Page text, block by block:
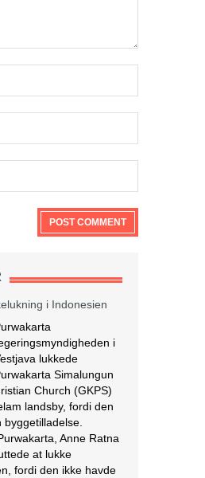
i Indonesien
i
lukkede
Simalungun
Church (GKPS)
landsby, fordi den
Anne Ratna
at lukke
fordi den ikke havde